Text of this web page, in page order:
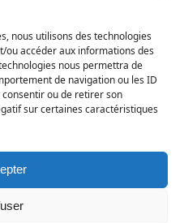
nous utilisons des technologies
ou accéder aux informations des
nous permettra de
de navigation ou les ID
consentir ou de retirer son
sur certaines caractéristiques
| Hexapoda |
Pompilidae
la France
L'Argiope